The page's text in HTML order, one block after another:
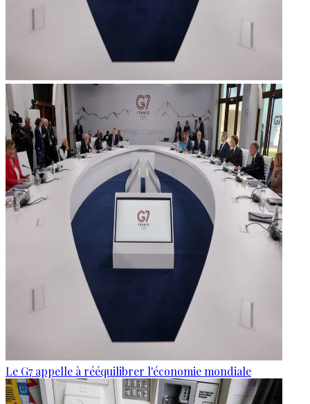
Le G7 appelle à rééquilibrer l'économie mondiale